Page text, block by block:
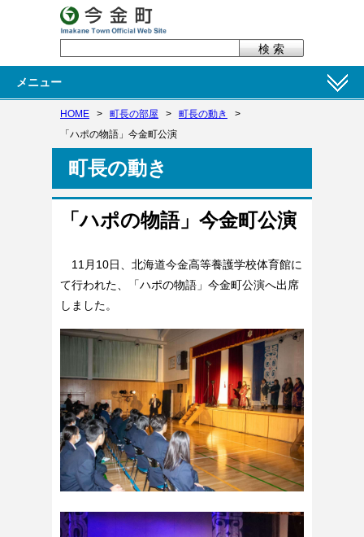
メニュー
HOME > 町長の部屋 > 町長の動き
>
「ハポの物語」今金町公演
町長の動き
「ハポの物語」今金町公演
11月10日、北海道今金高等養護学校体育館に
て行われた、「ハポの物語」今金町公演へ出席
しました。